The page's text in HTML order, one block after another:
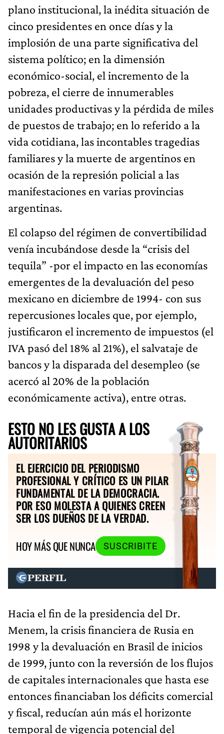
plano institucional, la inédita situación de
cinco presidentes en once días y la
implosión de una parte significativa del
sistema político; en la dimensión
económico-social, el incremento de la
pobreza, el cierre de innumerables
unidades productivas y la pérdida de miles
de puestos de trabajo; en lo referido a la
vida cotidiana, las incontables tragedias
familiares y la muerte de argentinos en
ocasión de la represión policial a las
manifestaciones en varias provincias
argentinas.
El colapso del régimen de convertibilidad
venía incubándose desde la “crisis del
tequila” -por el impacto en las economías
emergentes de la devaluación del peso
mexicano en diciembre de 1994- con sus
repercusiones locales que, por ejemplo,
justificaron el incremento de impuestos (el
IVA pasó del 18% al 21%), el salvataje de
bancos y la disparada del desempleo (se
acercó al 20% de la población
económicamente activa), entre otras.
ESTO NO LES GUSTA A LOS
AUTORITARIOS
EL EJERCICIO DEL PERIODISMO
PROFESIONAL Y CRÍTICO ES UN PILAR
FUNDAMENTAL DE LA DEMOCRACIA.
POR ESO MOLESTA A QUIENES CREEN
SER LOS DUEÑOS DE LA VERDAD.
HOY MÁS QUE NUNCA
SUSCRIBITE
Hacia el fin de la presidencia del Dr.
Menem, la crisis financiera de Rusia en
1998 y la devaluación en Brasil de inicios
de 1999, junto con la reversión de los flujos
de capitales internacionales que hasta ese
entonces financiaban los déficits comercial
y fiscal, reducían aún más el horizonte
temporal de vigencia potencial del